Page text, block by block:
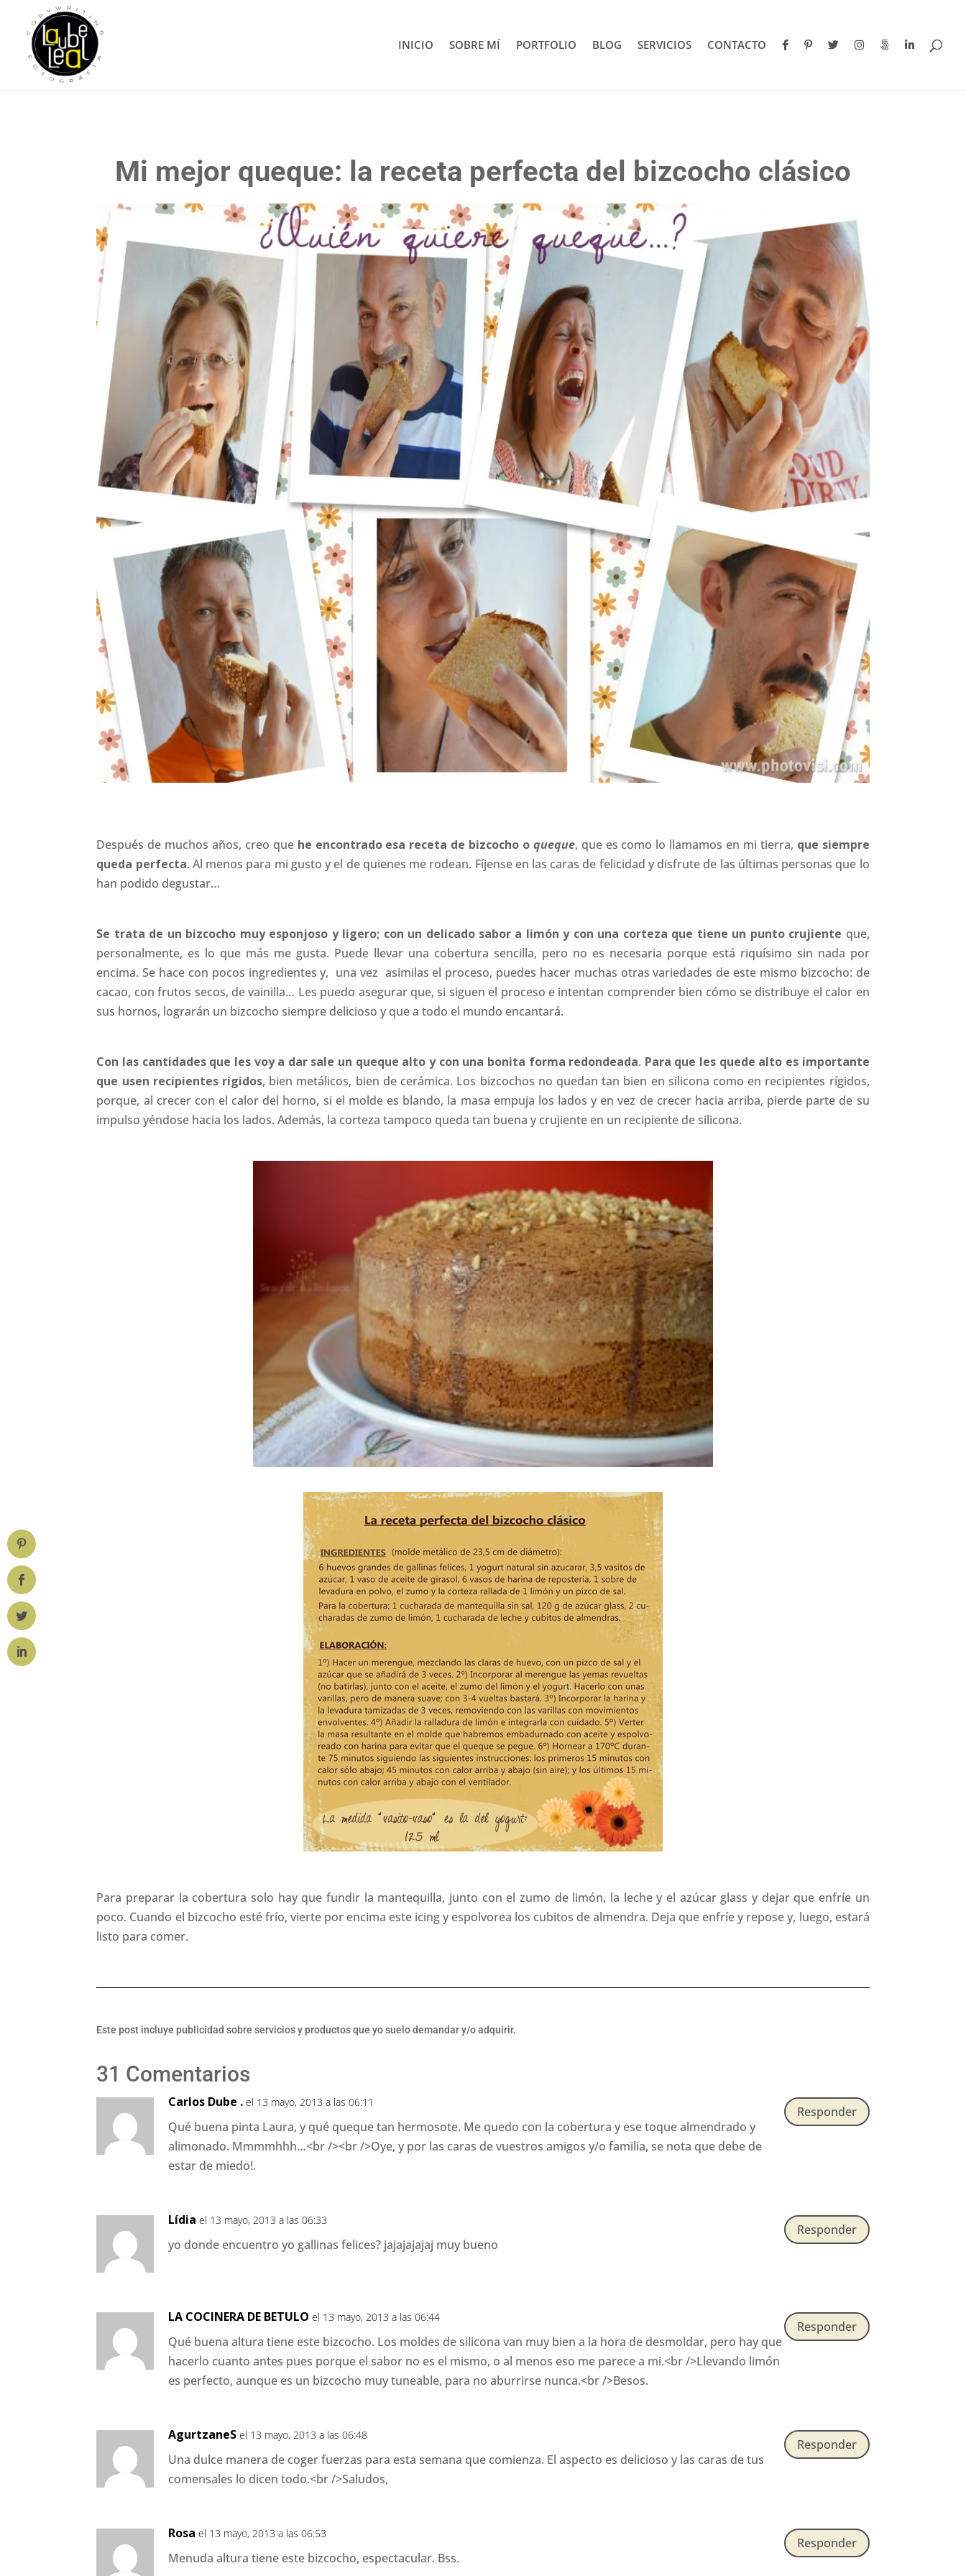
INICIO SOBRE MÍ PORTFOLIO BLOG SERVICIOS CONTACTO
Mi mejor queque: la receta perfecta del bizcocho clásico
Después de muchos años, creo que he encontrado esa receta de bizcocho o queque, que es como lo llamamos en mi tierra, que siempre
queda perfecta. Al menos para mi gusto y el de quienes me rodean. Fíjense en las caras de felicidad y disfrute de las últimas personas que lo
han podido degustar…
Se trata de un bizcocho muy esponjoso y ligero; con un delicado sabor a limón y con una corteza que tiene un punto crujiente que,
personalmente, es lo que más me gusta. Puede llevar una cobertura sencilla, pero no es necesaria porque está riquísimo sin nada por
encima. Se hace con pocos ingredientes y, una vez asimilas el proceso, puedes hacer muchas otras variedades de este mismo bizcocho: de
cacao, con frutos secos, de vainilla… Les puedo asegurar que, si siguen el proceso e intentan comprender bien cómo se distribuye el calor en
sus hornos, lograrán un bizcocho siempre delicioso y que a todo el mundo encantará.
Con las cantidades que les voy a dar sale un queque alto y con una bonita forma redondeada. Para que les quede alto es importante
que usen recipientes rígidos, bien metálicos, bien de cerámica. Los bizcochos no quedan tan bien en silicona como en recipientes rígidos,
porque, al crecer con el calor del horno, si el molde es blando, la masa empuja los lados y en vez de crecer hacia arriba, pierde parte de su
impulso yéndose hacia los lados. Además, la corteza tampoco queda tan buena y crujiente en un recipiente de silicona.
Para preparar la cobertura solo hay que fundir la mantequilla, junto con el zumo de limón, la leche y el azúcar glass y dejar que enfríe un
poco. Cuando el bizcocho esté frío, vierte por encima este icing y espolvorea los cubitos de almendra. Deja que enfríe y repose y, luego, estará
listo para comer.
Este post incluye publicidad sobre servicios y productos que yo suelo demandar y/o adquirir.
31 Comentarios
Carlos Dube . el 13 mayo, 2013 a las 06:11
Qué buena pinta Laura, y qué queque tan hermosote. Me quedo con la cobertura y ese toque almendrado y
alimonado. Mmmmhhh…<br /><br />Oye, y por las caras de vuestros amigos y/o familia, se nota que debe de
estar de miedo!.
Responder
Lídia el 13 mayo, 2013 a las 06:33
yo donde encuentro yo gallinas felices? jajajajajaj muy bueno
Responder
LA COCINERA DE BETULO el 13 mayo, 2013 a las 06:44
Qué buena altura tiene este bizcocho. Los moldes de silicona van muy bien a la hora de desmoldar, pero hay que
hacerlo cuanto antes pues porque el sabor no es el mismo, o al menos eso me parece a mi.<br />Llevando limón
es perfecto, aunque es un bizcocho muy tuneable, para no aburrirse nunca.<br />Besos.
Responder
AgurtzaneS el 13 mayo, 2013 a las 06:48
Una dulce manera de coger fuerzas para esta semana que comienza. El aspecto es delicioso y las caras de tus
comensales lo dicen todo.<br />Saludos,
Responder
Rosa el 13 mayo, 2013 a las 06:53
Menuda altura tiene este bizcocho, espectacular. Bss.
Responder